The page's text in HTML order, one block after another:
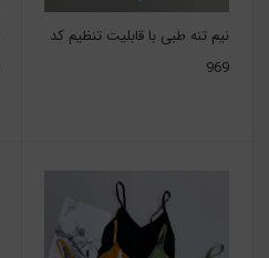
نیم تنه طبی با قابلیت تنظیم کد
969